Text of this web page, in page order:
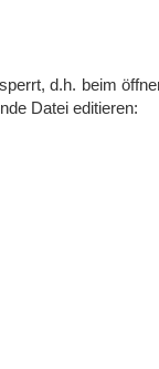
d.h. beim
Datei editieren: